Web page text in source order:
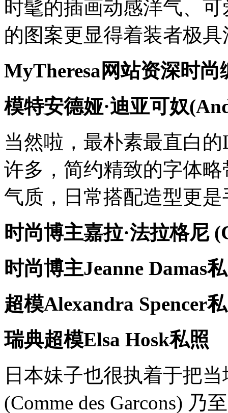
时髦的插画动感洋气、
的图案更显得着装者极具
MyTheresa网站资深时
模特安德娅·迪亚可奴
当然啦，最朴素最直白
许多，简约精致的字体
气质，日常搭配造型更
时尚博主嘉拉·法拉格尼
时尚博主Jeanne Damas
超模Alexandra Spencer
瑞典超模Elsa Hosk私照
日本妹子也很执着于把
(Comme des Garcons)